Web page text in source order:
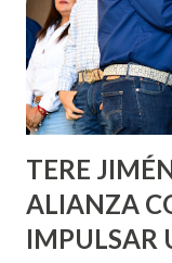
llevará este
Asunción, Avenida
los edificios
Norias de Paso
TERE
ALIANZA
IMPULSAR